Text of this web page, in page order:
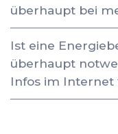
überhaupt bei
Ist eine
überhaupt
Infos im Internet